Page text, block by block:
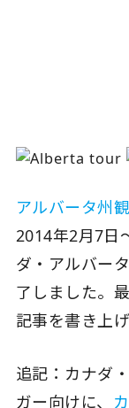
アルバータ州
2014年2月7日
ダ・アルバー
了しました。
記事を書き上げ
追記：カナダ
ガー向けに、